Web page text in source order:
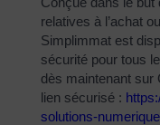
relatives à l’achat
Simplimmat est
sécurité pour tous
dès maintenant sur
lien sécurisé :
solutions-